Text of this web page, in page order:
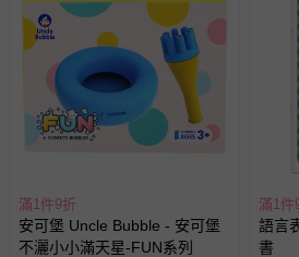
滿1件9折
安可堡 Uncle Bubble - 安可堡
不灑小小滿天星-FUN系列
滿1件
語言
書